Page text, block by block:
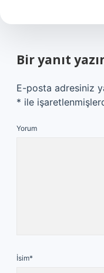
Bir yanıt
E-posta adresiniz
* ile
Yorum
İsim*